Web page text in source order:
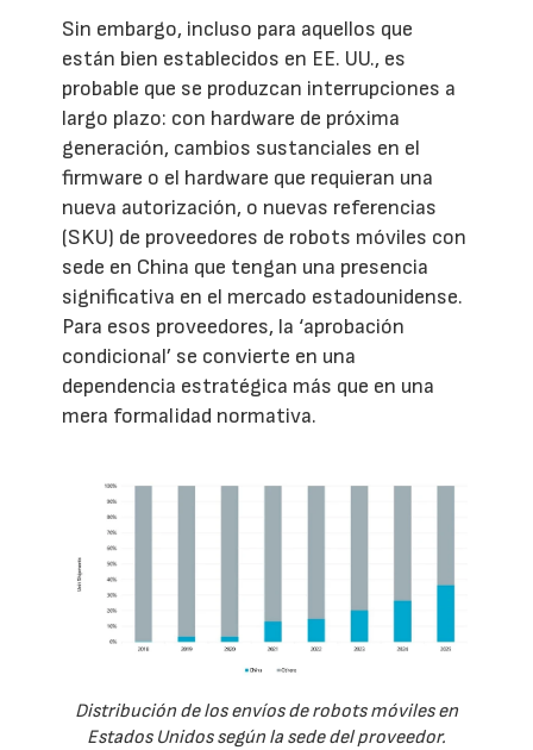
Sin embargo, incluso para aquellos que
están bien establecidos en EE. UU., es
probable que se produzcan interrupciones a
largo plazo: con hardware de próxima
generación, cambios sustanciales en el
firmware o el hardware que requieran una
nueva autorización, o nuevas referencias
(SKU) de proveedores de robots móviles con
sede en China que tengan una presencia
significativa en el mercado estadounidense.
Para esos proveedores, la ‘aprobación
condicional’ se convierte en una
dependencia estratégica más que en una
mera formalidad normativa.
Distribución de los envíos de robots móviles en
Estados Unidos según la sede del proveedor.